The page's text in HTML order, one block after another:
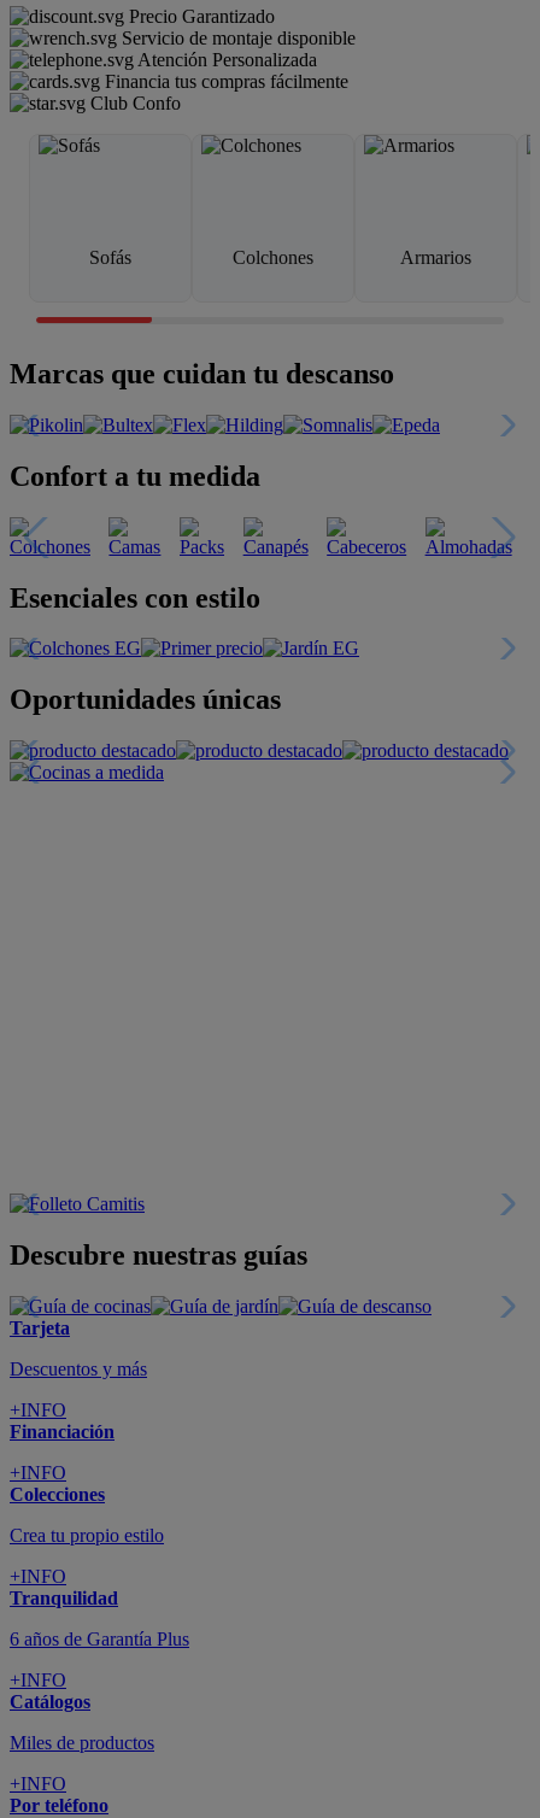
Precio Garantizado
Servicio de montaje disponible
Atención Personalizada
Financia tus compras fácilmente
Club Confo
Sofás Colchones Armarios
Marcas que cuidan tu descanso
Confort a tu medida
Esenciales con estilo
Oportunidades únicas
Descubre nuestras guías
Tarjeta
Descuentos y más
+INFO
Financiación
+INFO
Colecciones
Crea tu propio estilo
+INFO
Tranquilidad
6 años de Garantía Plus
+INFO
Catálogos
Miles de productos
+INFO
Por teléfono